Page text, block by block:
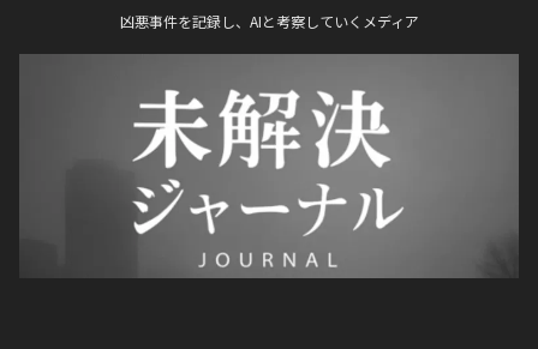
凶悪事件を記録し、AIと考察していくメディア